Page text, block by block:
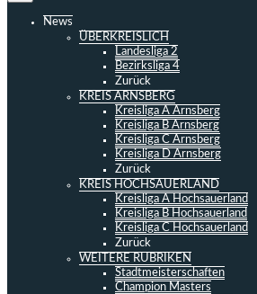
News
ÜBERKREISLICH
Landesliga 2
Bezirksliga 4
Zurück
KREIS ARNSBERG
Kreisliga A Arnsberg
Kreisliga B Arnsberg
Kreisliga C Arnsberg
Kreisliga D Arnsberg
Zurück
KREIS HOCHSAUERLAND
Kreisliga A Hochsauerland
Kreisliga B Hochsauerland
Kreisliga C Hochsauerland
Zurück
WEITERE RUBRIKEN
Stadtmeisterschaften
Champion Masters